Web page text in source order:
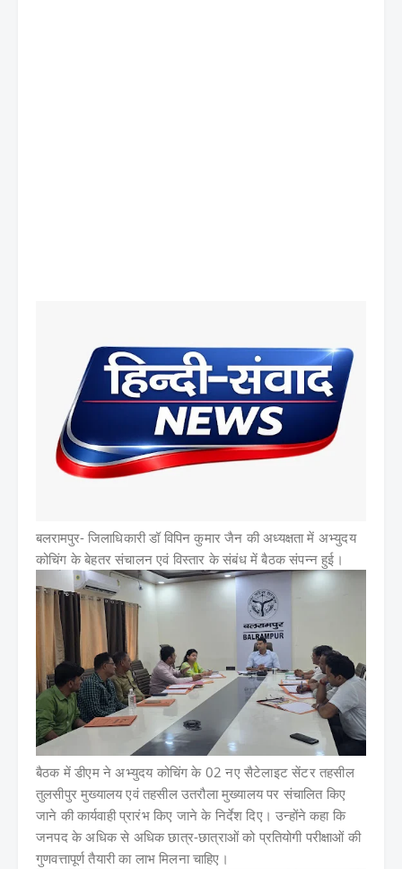
बलरामपुर- जिलाधिकारी डॉ विपिन कुमार जैन की अध्यक्षता में अभ्युदय
कोचिंग के बेहतर संचालन एवं विस्तार के संबंध में बैठक संपन्न हुई।
बैठक में डीएम ने अभ्युदय कोचिंग के 02 नए सैटेलाइट सेंटर तहसील
तुलसीपुर मुख्यालय एवं तहसील उतरौला मुख्यालय पर संचालित किए
जाने की कार्यवाही प्रारंभ किए जाने के निर्देश दिए। उन्होंने कहा कि
जनपद के अधिक से अधिक छात्र-छात्राओं को प्रतियोगी परीक्षाओं की
गुणवत्तापूर्ण तैयारी का लाभ मिलना चाहिए।